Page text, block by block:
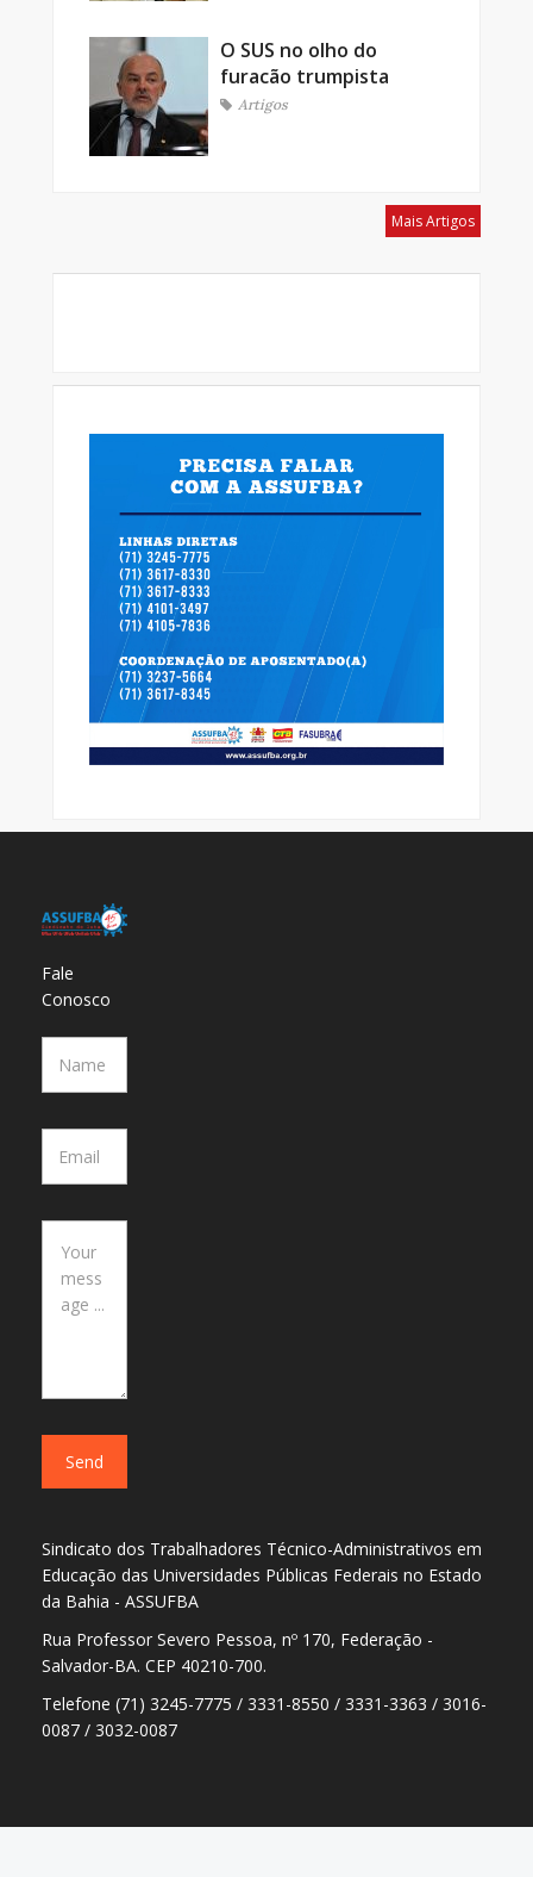
O SUS no olho do
furacão trumpista
Artigos
Mais Artigos
Fale
Conosco
Sindicato dos Trabalhadores Técnico-Administrativos em
Educação das Universidades Públicas Federais no Estado
da Bahia - ASSUFBA
Rua Professor Severo Pessoa, nº 170, Federação -
Salvador-BA. CEP 40210-700.
Telefone (71) 3245-7775 / 3331-8550 / 3331-3363 / 3016-
0087 / 3032-0087